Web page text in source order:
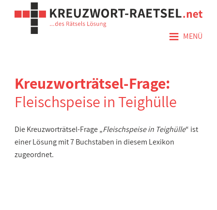
≡ MENÜ
Kreuzworträtsel-Frage:
Fleischspeise in Teighülle
Die Kreuzworträtsel-Frage „Fleischspeise in Teighülle“ ist
einer Lösung mit 7 Buchstaben in diesem Lexikon
zugeordnet.